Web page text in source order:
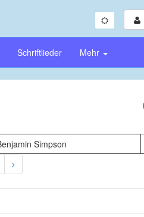
Schriftlieder Mehr